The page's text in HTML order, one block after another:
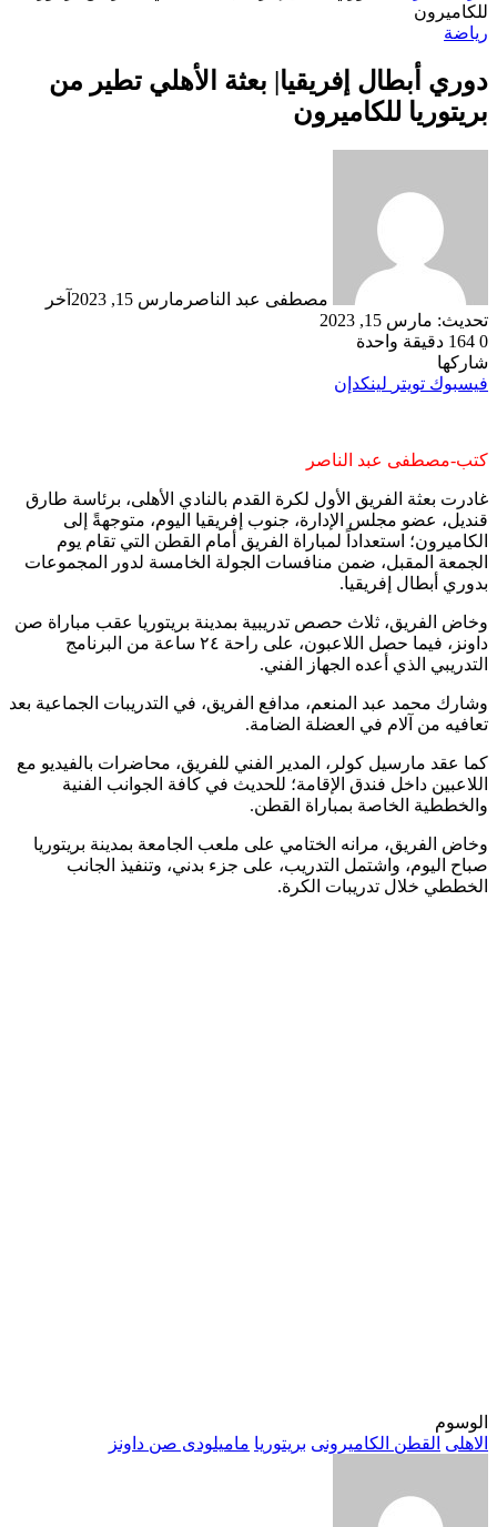
للكاميرون
رياضة
دوري أبطال إفريقيا| بعثة الأهلي تطير من
بريتوريا للكاميرون
مصطفى عبد الناصر مارس 15, 2023
آخر
تحديث: مارس 15, 2023
0
دقيقة واحدة
شاركها
فيسبوك تويتر لينكدإن
كتب-مصطفى عبد الناصر
غادرت بعثة الفريق الأول لكرة القدم بالنادي الأهلى، برئاسة طارق
قنديل، عضو مجلس الإدارة، جنوب إفريقيا اليوم، متوجهةً إلى
الكاميرون؛ استعداداً لمباراة الفريق أمام القطن التي تقام يوم
الجمعة المقبل، ضمن منافسات الجولة الخامسة لدور المجموعات
بدوري أبطال إفريقيا.
وخاض الفريق، ثلاث حصص تدريبية بمدينة بريتوريا عقب مباراة صن
داونز، فيما حصل اللاعبون، على راحة ٢٤ ساعة من البرنامج
التدريبي الذي أعده الجهاز الفني.
وشارك محمد عبد المنعم، مدافع الفريق، في التدريبات الجماعية بعد
تعافيه من آلام في العضلة الضامة.
كما عقد مارسيل كولر، المدير الفني للفريق، محاضرات بالفيديو مع
اللاعبين داخل فندق الإقامة؛ للحديث في كافة الجوانب الفنية
والخططية الخاصة بمباراة القطن.
وخاض الفريق، مرانه الختامي على ملعب الجامعة بمدينة بريتوريا
صباح اليوم، واشتمل التدريب، على جزء بدني، وتنفيذ الجانب
الخططي خلال تدريبات الكرة.
الوسوم
الاهلى القطن الكاميرونى بريتوريا ماميلودى صن داونز